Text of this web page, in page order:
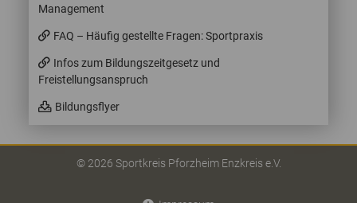
Management
FAQ – Häufig gestellte Fragen: Sportpraxis
Infos zum Bildungszeitgesetz und
Freistellungsanspruch
Bildungsflyer
© 2026 Sportkreis Pforzheim Enzkreis e.V.